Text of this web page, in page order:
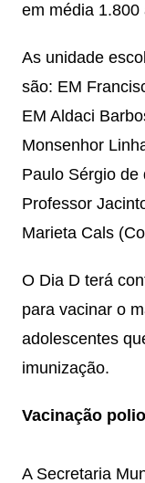
em média 1.800
As unidade
são: EM
EM Aldaci
Monsenhor
Paulo Sérgio de
Professor
Marieta Cals
O Dia D terá
para vacinar o
adolescentes
imunização.
Vacinação
A Secretaria